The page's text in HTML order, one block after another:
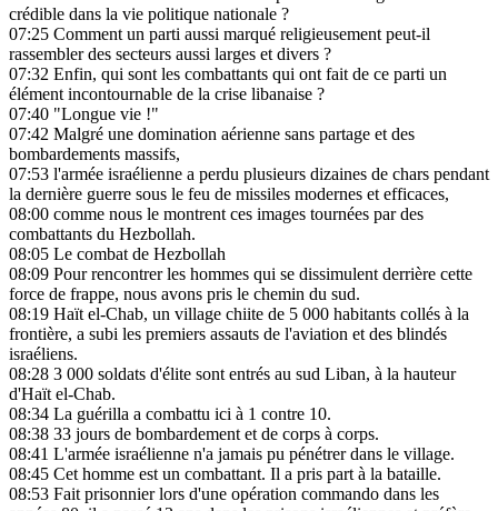
crédible dans la vie politique nationale ?
07:25 Comment un parti aussi marqué religieusement peut-il
rassembler des secteurs aussi larges et divers ?
07:32 Enfin, qui sont les combattants qui ont fait de ce parti un
élément incontournable de la crise libanaise ?
07:40 "Longue vie !"
07:42 Malgré une domination aérienne sans partage et des
bombardements massifs,
07:53 l'armée israélienne a perdu plusieurs dizaines de chars pendant
la dernière guerre sous le feu de missiles modernes et efficaces,
08:00 comme nous le montrent ces images tournées par des
combattants du Hezbollah.
08:05 Le combat de Hezbollah
08:09 Pour rencontrer les hommes qui se dissimulent derrière cette
force de frappe, nous avons pris le chemin du sud.
08:19 Haït el-Chab, un village chiite de 5 000 habitants collés à la
frontière, a subi les premiers assauts de l'aviation et des blindés
israéliens.
08:28 3 000 soldats d'élite sont entrés au sud Liban, à la hauteur
d'Haït el-Chab.
08:34 La guérilla a combattu ici à 1 contre 10.
08:38 33 jours de bombardement et de corps à corps.
08:41 L'armée israélienne n'a jamais pu pénétrer dans le village.
08:45 Cet homme est un combattant. Il a pris part à la bataille.
08:53 Fait prisonnier lors d'une opération commando dans les